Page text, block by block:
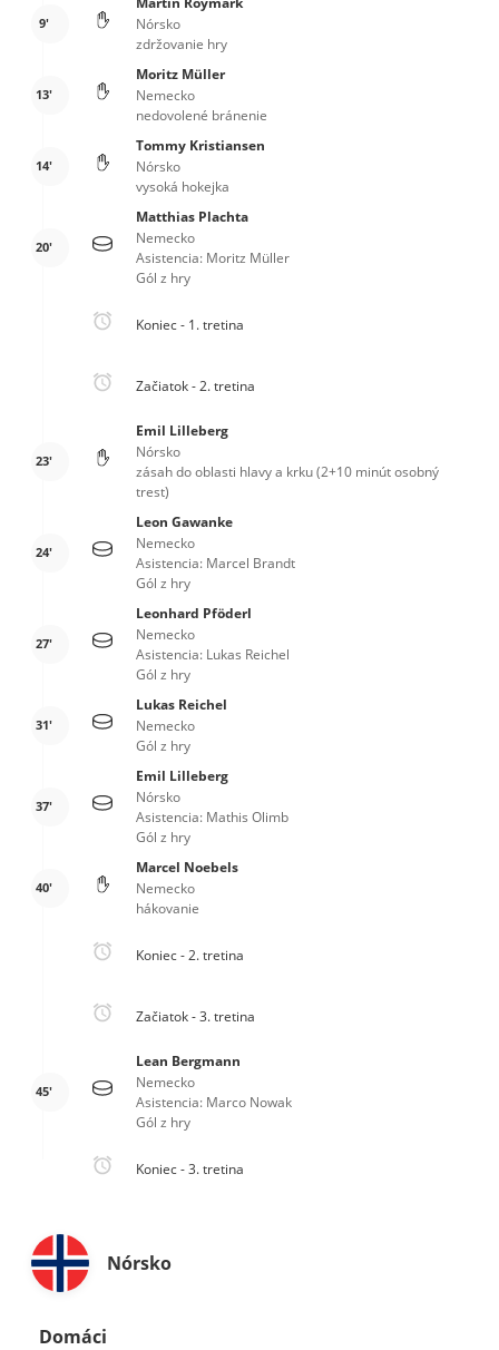
Nórsko
zdržovanie hry
9'
13'
Moritz Müller
Nemecko
nedovolené bránenie
Tommy Kristiansen
Nórsko
vysoká hokejka
14'
20'
Matthias Plachta
Nemecko
Asistencia: Moritz Müller
Gól z hry
Koniec - 1. tretina
Začiatok - 2. tretina
Emil Lilleberg
Nórsko
zásah do oblasti hlavy a krku (2+10 minút osobný
trest)
23'
24'
Leon Gawanke
Nemecko
Asistencia: Marcel Brandt
Gól z hry
27'
Leonhard Pföderl
Nemecko
Asistencia: Lukas Reichel
Gól z hry
31'
Lukas Reichel
Nemecko
Gól z hry
Emil Lilleberg
Nórsko
Asistencia: Mathis Olimb
Gól z hry
37'
40'
Marcel Noebels
Nemecko
hákovanie
Koniec - 2. tretina
Začiatok - 3. tretina
45'
Lean Bergmann
Nemecko
Asistencia: Marco Nowak
Gól z hry
Koniec - 3. tretina
Nórsko
Domáci